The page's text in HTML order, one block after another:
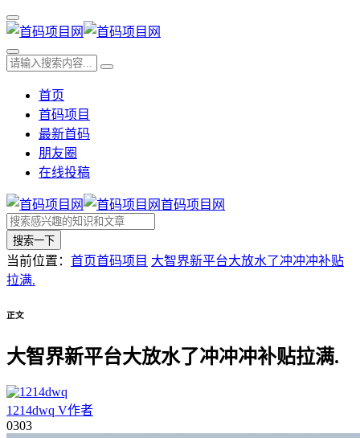
首页
首码项目
最新首码
朋友圈
在线投稿
首码项目网
搜索一下
当前位置： 首页首码项目 大智界新平台大放水了冲冲冲补贴
拉满.
正文
大智界新平台大放水了冲冲冲补贴拉满.
1214dwq V作者
0303